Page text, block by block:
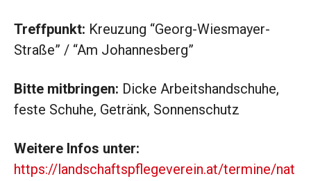
Treffpunkt: Kreuzung “Georg-Wiesmayer-
Straße” / “Am Johannesberg”
Bitte mitbringen: Dicke Arbeitshandschuhe,
feste Schuhe, Getränk, Sonnenschutz
Weitere Infos unter:
https://landschaftspflegeverein.at/termine/nat